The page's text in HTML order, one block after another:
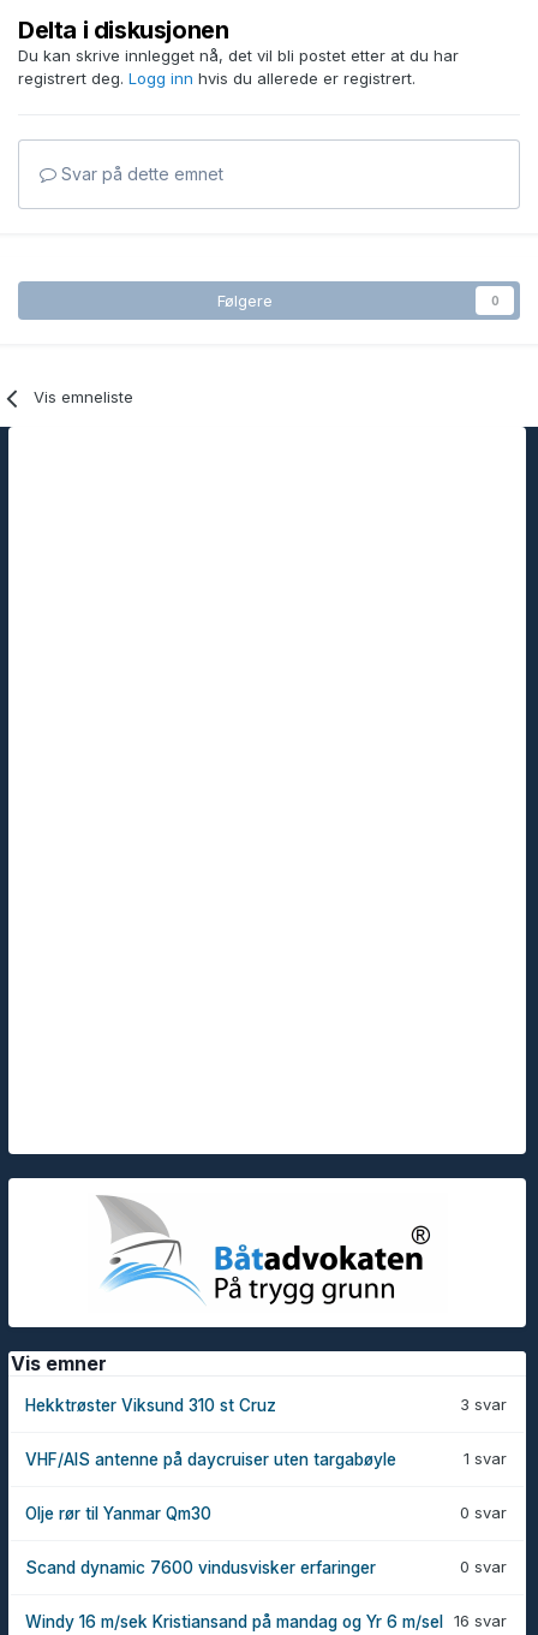
Delta i diskusjonen
Du kan skrive innlegget nå, det vil bli postet etter at du har
registrert deg. Logg inn hvis du allerede er registrert.
Svar på dette emnet
Følgere 0
Vis emneliste
Vis emner
3 svar
Hekktrøster Viksund 310 st Cruz
1 svar
VHF/AIS antenne på daycruiser uten targabøyle
0 svar
Olje rør til Yanmar Qm30
0 svar
Scand dynamic 7600 vindusvisker erfaringer
16 svar
Windy 16 m/sek Kristiansand på mandag og Yr 6 m/sel